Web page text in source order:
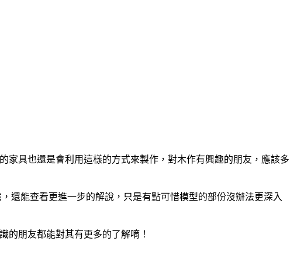
具也還是會利用這樣的方式來製作，對木作有興趣的朋友，應該多
還能查看更進一步的解說，只是有點可惜模型的部份沒辦法更深入
的朋友都能對其有更多的了解唷！